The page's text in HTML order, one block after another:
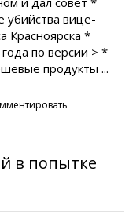
убийства вице-
Красноярска *
по версии > *
продукты ...
в попытке